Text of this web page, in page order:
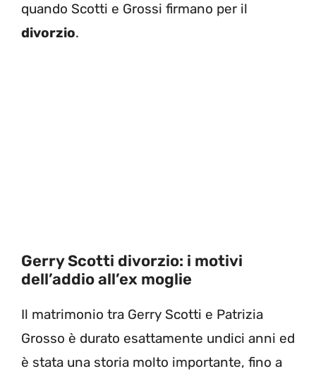
quando Scotti e Grossi firmano per il
divorzio.
Gerry Scotti divorzio: i motivi
dell’addio all’ex moglie
Il matrimonio tra Gerry Scotti e Patrizia
Grosso è durato esattamente undici anni ed
è stata una storia molto importante, fino a